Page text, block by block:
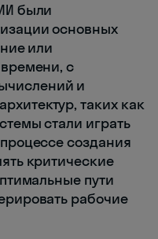
были
основных
или
с
и
таких как
стали играть
создания
критические
пути
рабочие